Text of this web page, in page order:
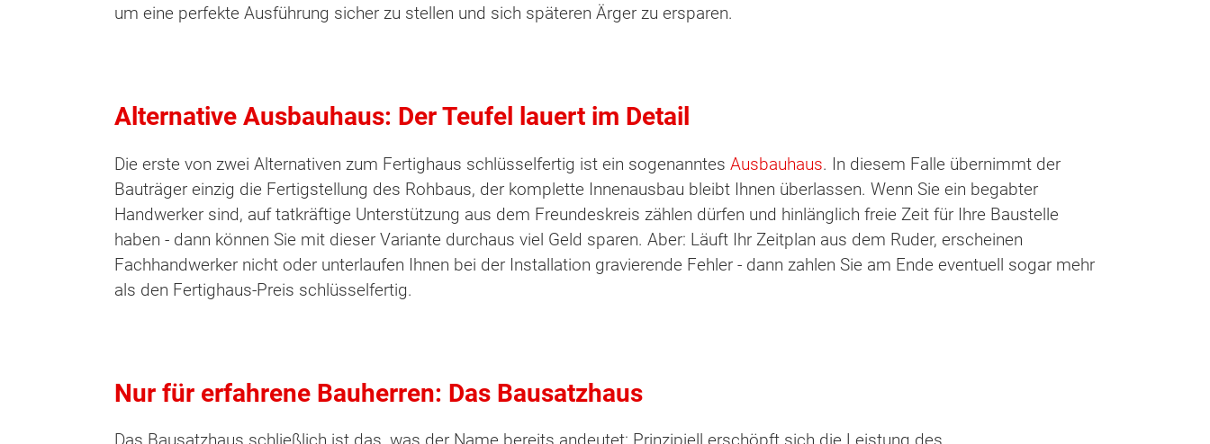
um eine perfekte Ausführung sicher zu stellen und sich späteren Ärger zu ersparen.
Alternative Ausbauhaus: Der Teufel lauert im Detail
Die erste von zwei Alternativen zum Fertighaus schlüsselfertig ist ein sogenanntes Ausbauhaus. In diesem Falle übernimmt der
Bauträger einzig die Fertigstellung des Rohbaus, der komplette Innenausbau bleibt Ihnen überlassen. Wenn Sie ein begabter
Handwerker sind, auf tatkräftige Unterstützung aus dem Freundeskreis zählen dürfen und hinlänglich freie Zeit für Ihre Baustelle
haben - dann können Sie mit dieser Variante durchaus viel Geld sparen. Aber: Läuft Ihr Zeitplan aus dem Ruder, erscheinen
Fachhandwerker nicht oder unterlaufen Ihnen bei der Installation gravierende Fehler - dann zahlen Sie am Ende eventuell sogar mehr
als den Fertighaus-Preis schlüsselfertig.
Nur für erfahrene Bauherren: Das Bausatzhaus